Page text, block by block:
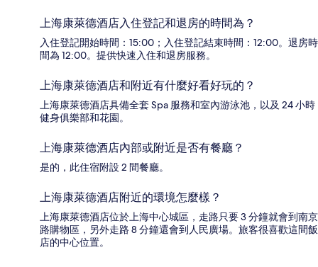
上海康萊德酒店入住登記和退房的時間為？
入住登記開始時間：15:00；入住登記結束時間：12:00。退房時
間為 12:00。提供快速入住和退房服務。
上海康萊德酒店和附近有什麼好看好玩的？
上海康萊德酒店具備全套 Spa 服務和室內游泳池，以及 24 小時
健身俱樂部和花園。
上海康萊德酒店內部或附近是否有餐廳？
是的，此住宿附設 2 間餐廳。
上海康萊德酒店附近的環境怎麼樣？
上海康萊德酒店位於上海中心城區，走路只要 3 分鐘就會到南京
路購物區，另外走路 8 分鐘還會到人民廣場。旅客很喜歡這間飯
店的中心位置。